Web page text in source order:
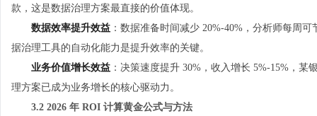
款，这是数据治理方案最直接的价值体现。
数据效率提升效益 ：数据准备时间减少 20%-40%，分析师每周
据治理工具的自动化能力是提升效率的关键。
业务价值增长效益 ：决策速度提升 30%，收入增长 5%-15%，
理方案已成为业务增长的核心驱动力。
3.2 2026 年 ROI 计算黄金公式与方法